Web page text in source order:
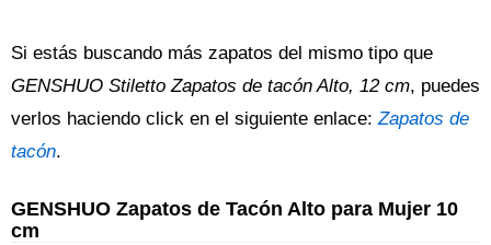
Si estás buscando más zapatos del mismo tipo que
GENSHUO Stiletto Zapatos de tacón Alto, 12 cm, puedes
verlos haciendo click en el siguiente enlace:Zapatos de
tacón.
GENSHUO Zapatos de Tacón Alto para Mujer 10
cm